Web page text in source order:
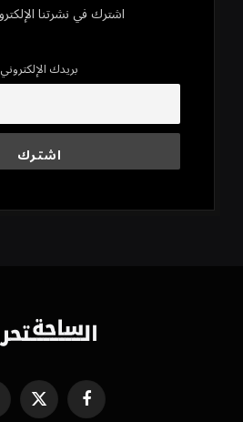
اشترك في نشرتنا
بريدك الإلكتروني
فيسبوك X